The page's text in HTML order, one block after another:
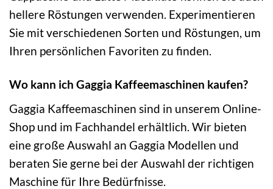
hellere Röstungen verwenden. Experimentieren
Sie mit verschiedenen Sorten und Röstungen, um
Ihren persönlichen Favoriten zu finden.
Wo kann ich Gaggia Kaffeemaschinen kaufen?
Gaggia Kaffeemaschinen sind in unserem Online-
Shop und im Fachhandel erhältlich. Wir bieten
eine große Auswahl an Gaggia Modellen und
beraten Sie gerne bei der Auswahl der richtigen
Maschine für Ihre Bedürfnisse.